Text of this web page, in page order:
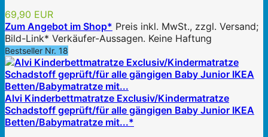
69,90 EUR
Zum Angebot im Shop* Preis inkl. MwSt., zzgl. Versand;
Bild-Link* Verkäufer-Aussagen. Keine Haftung
Bestseller Nr. 18
Alvi Kinderbettmatratze Exclusiv/Kindermatratze
Schadstoff geprüft/für alle gängigen Baby Junior IKEA
Betten/Babymatratze mit...*